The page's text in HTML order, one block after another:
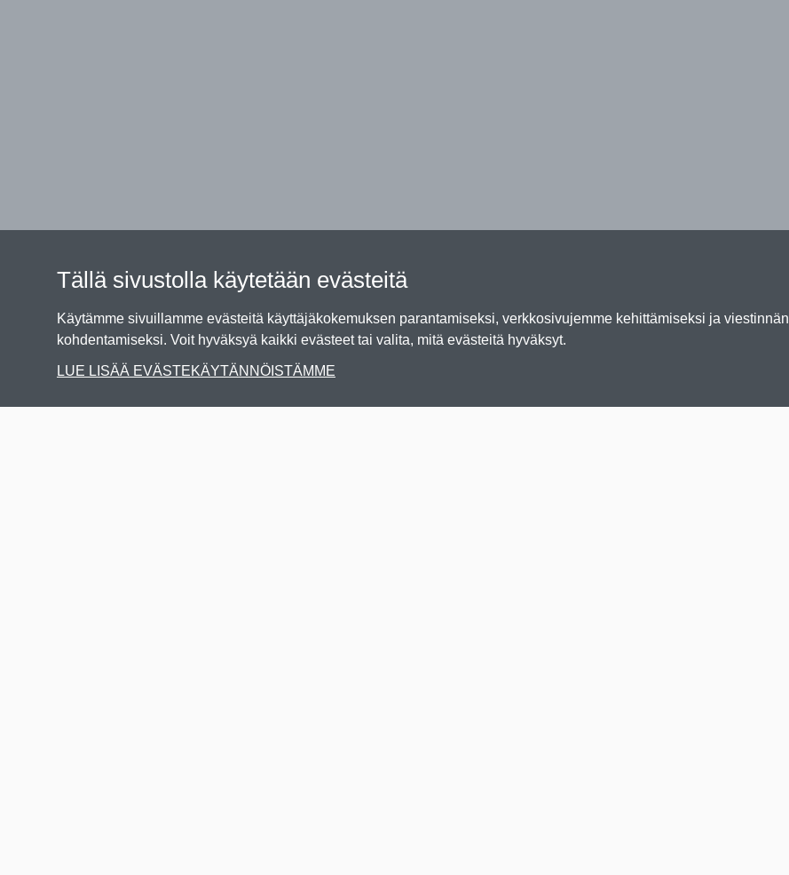
Tällä sivustolla käytetään evästeitä
Käytämme sivuillamme evästeitä käyttäjäkokemuksen parantamiseksi, verkkosivujemme kehittämiseksi ja viestinnän
kohdentamiseksi. Voit hyväksyä kaikki evästeet tai valita, mitä evästeitä hyväksyt.
LUE LISÄÄ EVÄSTEKÄYTÄNNÖISTÄMME